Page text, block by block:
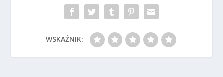
WSKAŹNIK: